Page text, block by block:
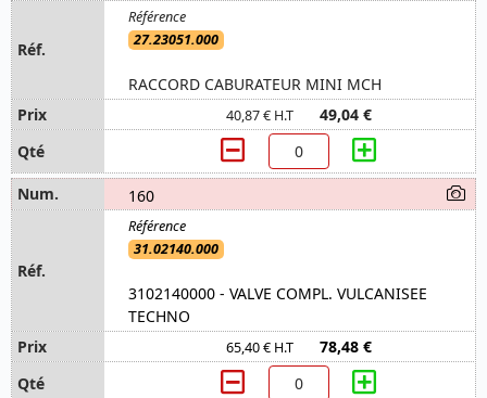
27.23051.000
RACCORD CABURATEUR MINI MCH
40,87 € H.T 49,04 €
160
31.02140.000
3102140000 - VALVE COMPL. VULCANISEE
TECHNO
65,40 € H.T 78,48 €